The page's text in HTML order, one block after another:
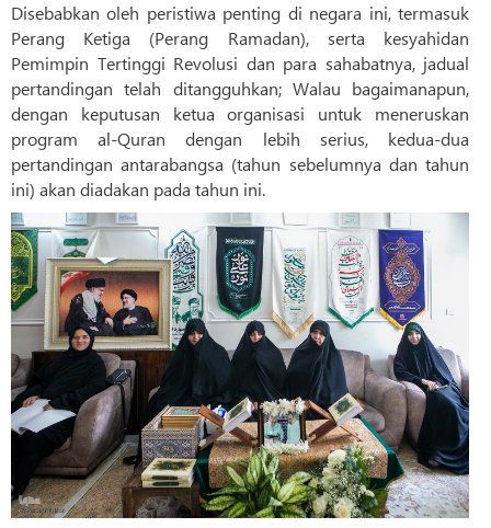
Disebabkan oleh peristiwa penting di negara ini, termasuk
Perang Ketiga (Perang Ramadan), serta kesyahidan
Pemimpin Tertinggi Revolusi dan para sahabatnya, jadual
pertandingan telah ditangguhkan; Walau bagaimanapun,
dengan keputusan ketua organisasi untuk meneruskan
program al-Quran dengan lebih serius, kedua-dua
pertandingan antarabangsa (tahun sebelumnya dan tahun
ini) akan diadakan pada tahun ini.